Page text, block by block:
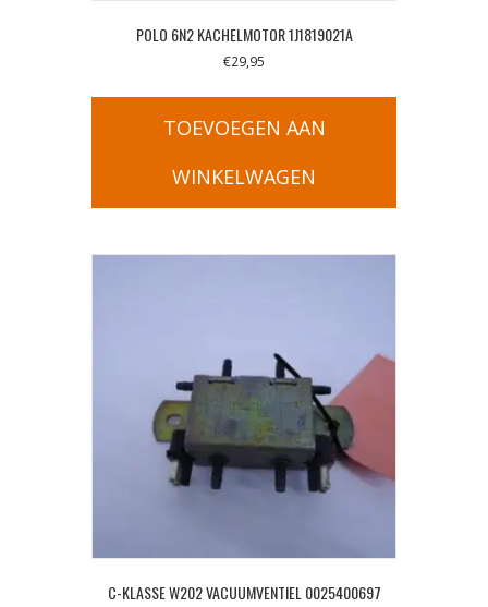
POLO 6N2 KACHELMOTOR 1J1819021A
€29,95
TOEVOEGEN AAN
WINKELWAGEN
C-KLASSE W202 VACUUMVENTIEL 0025400697